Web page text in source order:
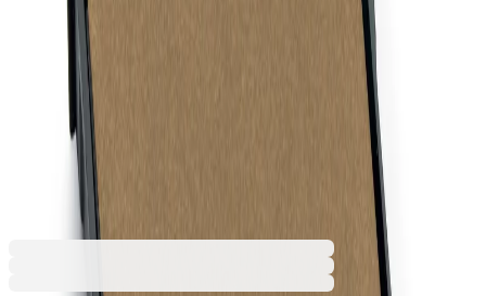
Размери на отпечатъка (Ш х В) [cm]
10.6 х 5.5
4.1 х 2.4
4.5 х 3
5.8 х 3.7
6.8 х 4.9
7.9 х 3.4
18,75 лв.
Ценa с ДДС